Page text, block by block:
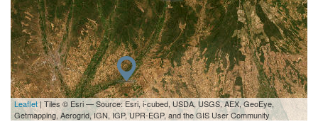
Leaflet| Tiles © Esri — Source: Esri, i-cubed, USDA, USGS, AEX, GeoEye,
Getmapping, Aerogrid, IGN, IGP, UPR-EGP, and the GIS User Community